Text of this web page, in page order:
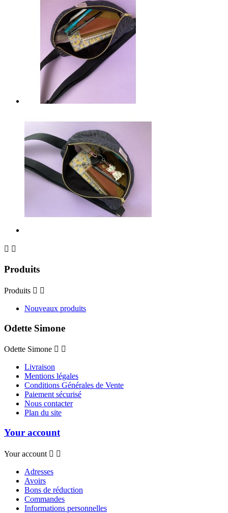
 
Produits
Produits  
Nouveaux produits
Odette Simone
Odette Simone  
Livraison
Mentions légales
Conditions Générales de Vente
Paiement sécurisé
Nous contacter
Plan du site
Your account
Your account  
Adresses
Avoirs
Bons de réduction
Commandes
Informations personnelles